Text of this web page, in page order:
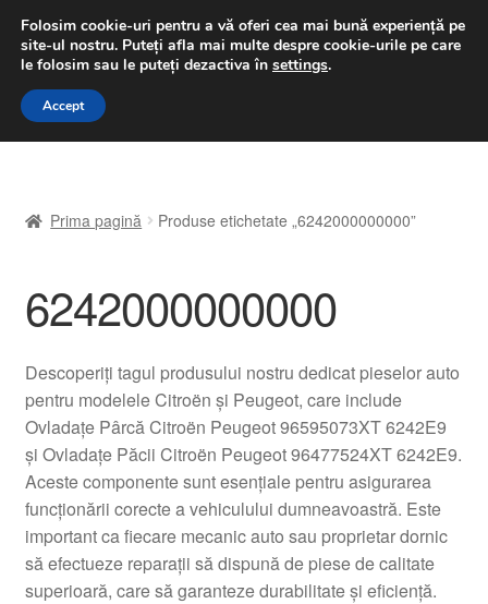
LIVRARE de la 33 lei
luni-vineri 9 a.m. - 4 p.m.031 229 6816
Sari
Sari
A lua legatura
Contul meu
Despre noi
Finalizare comandă
Livrare
Livrare în toată lumea
Prima pagină Produse etichetate „6242000000000”
6242000000000
Descoperiți tagul produsului nostru dedicat pieselor auto
pentru modelele Citroën și Peugeot, care include
Ovladațe Pârcă Citroën Peugeot 96595073XT 6242E9
și Ovladațe Păcii Citroën Peugeot 96477524XT 6242E9.
Aceste componente sunt esențiale pentru asigurarea
funcționării corecte a vehiculului dumneavoastră. Este
important ca fiecare mecanic auto sau proprietar dornic
să efectueze reparații să dispună de piese de calitate
superioară, care să garanteze durabilitate și eficiență.
Folosim cookie-uri pentru a vă oferi cea mai bună experiență pe
site-ul nostru. Puteți afla mai multe despre cookie-urile pe care
le folosim sau le puteți dezactiva în settings.
Accept